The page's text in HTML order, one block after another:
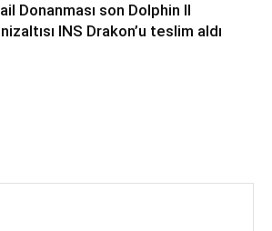
Donanması son Dolphin II
INS Drakon’u teslim aldı